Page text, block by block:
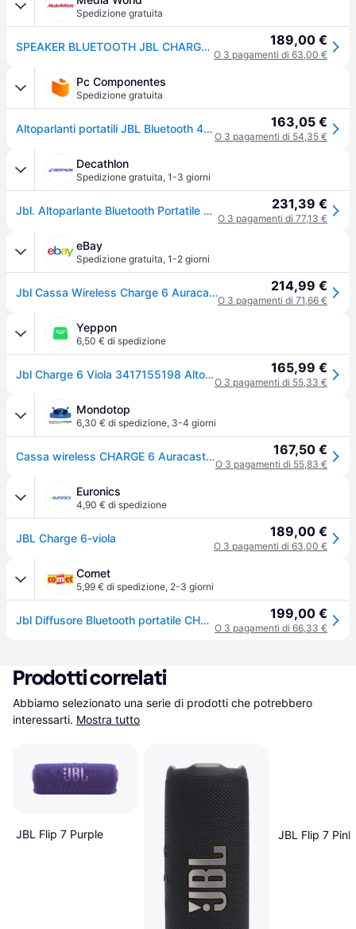
Spedizione gratuita
SPEAKER BLUETOOTH JBL CHARGE 6 189,00 €
O 3 pagamenti di 63,00 €
Pc Componentes
Spedizione gratuita
Altoparlanti portatili JBL Bluetooth 40W viola con powerbank e Auracast IP68 163,05 €
O 3 pagamenti di 54,35 €
Decathlon
Spedizione gratuita, 1-3 giorni
Jbl. Altoparlante Bluetooth Portatile Jbl Jblcharge6pur Bluetooth Speaker Bluetooth Ritiro Gratis - multicolore - NO SIZE 231,39 €
O 3 pagamenti di 77,13 €
eBay
Spedizione gratuita, 1-2 giorni
Jbl Cassa Wireless Charge 6 Auracast (ricaricabile) Purple 45w Jblcharge6pur 214,99 €
O 3 pagamenti di 71,66 €
Yeppon
6,50 € di spedizione
Jbl Charge 6 Viola 3417155198 Altoparlante Bluetooth Portatile 165,99 €
O 3 pagamenti di 55,33 €
Mondotop
6,30 € di spedizione, 3-4 giorni
Cassa wireless CHARGE 6 Auracast (Ricaricabile) Purple 45W JBLCHARGE6PUR 167,50 €
O 3 pagamenti di 55,83 €
Euronics
4,90 € di spedizione
JBL Charge 6-viola 189,00 €
O 3 pagamenti di 63,00 €
Comet
5,99 € di spedizione, 2-3 giorni
Jbl Diffusore Bluetooth portatile CHARGE 6 Jblcharge6pur Viola 199,00 €
O 3 pagamenti di 66,33 €
Prodotti correlati
Abbiamo selezionato una serie di prodotti che potrebbero
interessarti. Mostra tutto
JBL Flip 7 Purple JBL Flip 7 Pink